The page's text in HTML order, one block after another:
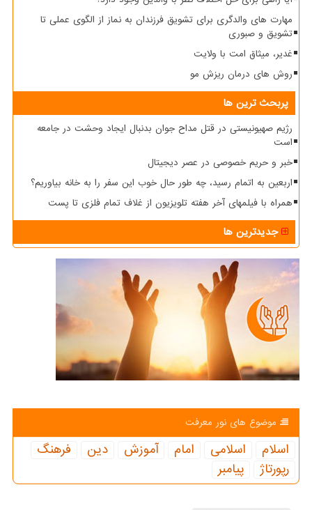
مهارت های والدگری برای تشویق فرزندان به نماز از الگوی عملی تا
تشویق و صبوری
غدیر، میثاق امت با ولایت
روش های درمان ریزش مو
پربحث ترین ها
رژیم صهیونیستی در قتل مداح جوان بدنبال ایجاد وحشت در جامعه
است
خبر و حریم خصوصی در عصر دیجیتال
اربعین به اتمام رسید، چه طور حال خوب این سفر را به خانه بیاوریم؟
همراه با فیلمهای آخر هفته تلویزیون از غلاف تمام فلزی تا پست
جدیدترین ها
موضوع های نور معرفت
اسلام اسلامی امام آموزش دین
فرهنگ
رپورتاژ
پیامبر